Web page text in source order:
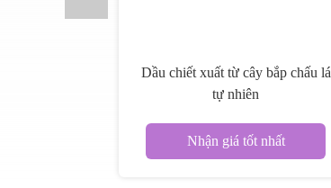
Dầu chiết xuất từ cây bắp chấu lá
tự nhiên
Nhận giá tốt nhất